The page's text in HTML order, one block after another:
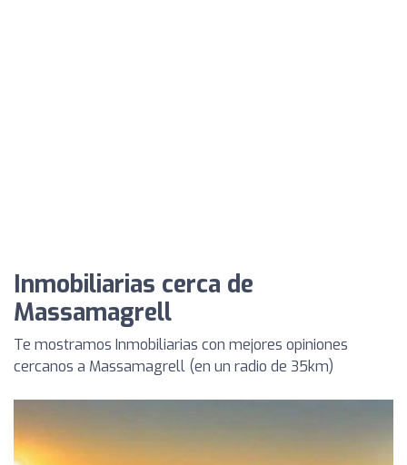
Inmobiliarias cerca de
Massamagrell
Te mostramos Inmobiliarias con mejores opiniones
cercanos a Massamagrell (en un radio de 35km)